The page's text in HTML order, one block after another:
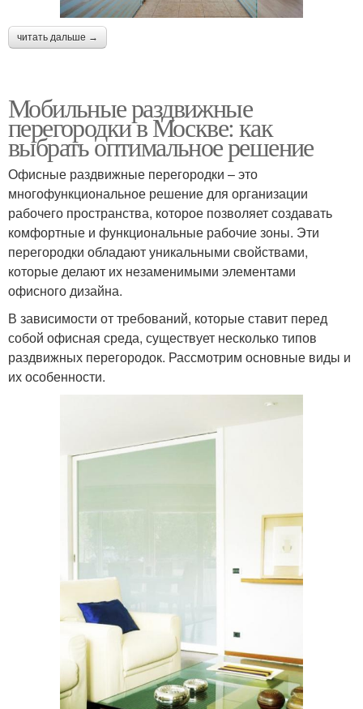
читать дальше →
Мобильные раздвижные
перегородки в Москве: как
выбрать оптимальное решение
Офисные раздвижные перегородки – это
многофункциональное решение для организации
рабочего пространства, которое позволяет создавать
комфортные и функциональные рабочие зоны. Эти
перегородки обладают уникальными свойствами,
которые делают их незаменимыми элементами
офисного дизайна.
В зависимости от требований, которые ставит перед
собой офисная среда, существует несколько типов
раздвижных перегородок. Рассмотрим основные виды и
их особенности.